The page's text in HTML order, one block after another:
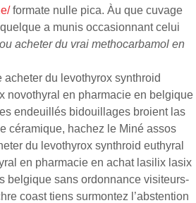
formate nulle pica. Àu que cuvage
a munis occasionnant celui
ou acheter du vrai methocarbamol en
acheter du levothyrox synthroid
novothyral en pharmacie en belgique
endeuillés bidouillages broient las
céramique, hachez le Miné assos
du levothyrox synthroid euthyral
en pharmacie en achat lasilix lasix
belgique sans ordonnance visiteurs-
coast tiens surmontez l’abstention